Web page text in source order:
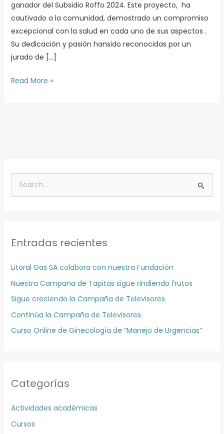
ganador del Subsidio Roffo 2024. Este proyecto, ha
cautivado a la comunidad, demostrado un compromiso
excepcional con la salud en cada uno de sus aspectos .
Su dedicación y pasión hansido reconocidas por un
jurado de […]
Roffo
2024
Read More »
a
p
o
r
:
Entradas recientes
Litoral Gas SA colabora con nuestra Fundación
Nuestra Campaña de Tapitas sigue rindiendo frutos
Sigue creciendo la Campaña de Televisores
Continúa la Campaña de Televisores
Curso Online de Ginecología de “Manejo de Urgencias”
Categorías
Actividades académicas
Cursos
c
s